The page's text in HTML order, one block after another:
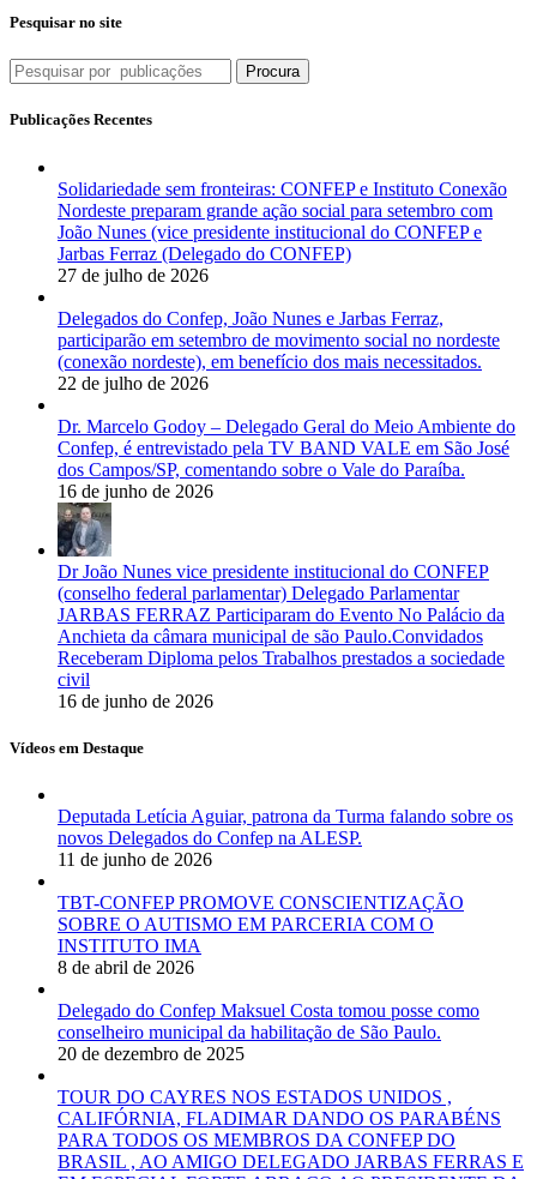
Pesquisar no site
Procura
Publicações Recentes
Solidariedade sem fronteiras: CONFEP e Instituto Conexão
Nordeste preparam grande ação social para setembro com
João Nunes (vice presidente institucional do CONFEP e
Jarbas Ferraz (Delegado do CONFEP)
27 de julho de 2026
Delegados do Confep, João Nunes e Jarbas Ferraz,
participarão em setembro de movimento social no nordeste
(conexão nordeste), em benefício dos mais necessitados.
22 de julho de 2026
Dr. Marcelo Godoy – Delegado Geral do Meio Ambiente do
Confep, é entrevistado pela TV BAND VALE em São José
dos Campos/SP, comentando sobre o Vale do Paraíba.
16 de junho de 2026
Dr João Nunes vice presidente institucional do CONFEP
(conselho federal parlamentar) Delegado Parlamentar
JARBAS FERRAZ Participaram do Evento No Palácio da
Anchieta da câmara municipal de são Paulo.Convidados
Receberam Diploma pelos Trabalhos prestados a sociedade
civil
16 de junho de 2026
Vídeos em Destaque
Deputada Letícia Aguiar, patrona da Turma falando sobre os
novos Delegados do Confep na ALESP.
11 de junho de 2026
TBT-CONFEP PROMOVE CONSCIENTIZAÇÃO
SOBRE O AUTISMO EM PARCERIA COM O
INSTITUTO IMA
8 de abril de 2026
Delegado do Confep Maksuel Costa tomou posse como
conselheiro municipal da habilitação de São Paulo.
20 de dezembro de 2025
TOUR DO CAYRES NOS ESTADOS UNIDOS ,
CALIFÓRNIA, FLADIMAR DANDO OS PARABÉNS
PARA TODOS OS MEMBROS DA CONFEP DO
BRASIL , AO AMIGO DELEGADO JARBAS FERRAS E